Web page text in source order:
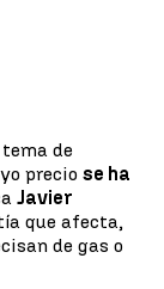
de
precio se ha
Javier
que afecta,
de gas o